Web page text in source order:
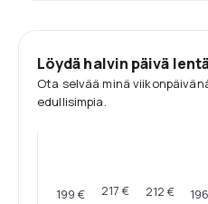
Löydä halvin päivä
Ota selvää minä
edullisimpia.
199 € 217 € 212 €